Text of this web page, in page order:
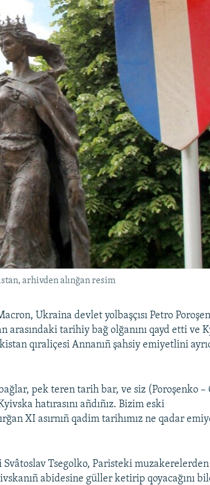
arhivden alınğan resim
Ukraina devlet yolbaşçısı Petro
arasındaki tarihiy bağ olğanını qayd etti ve
qıraliçesi Annanıñ şahsiy emiyetlini
pek teren tarih bar, ve siz (Poroşenko –
hatırasını añdıñız. Bizim eski
XI asırnıñ qadim tarihımız ne qadar
Tsegolko, Paristeki muzakerelerden
abidesine güller ketirip qoyacağını